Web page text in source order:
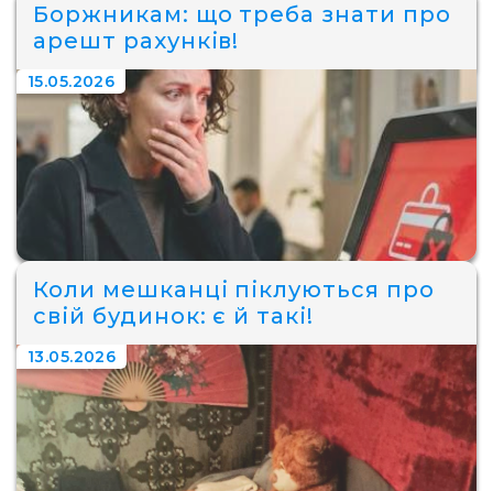
Боржникам: що треба знати про
арешт рахунків!
15.05.2026
Коли мешканці піклуються про
свій будинок: є й такі!
13.05.2026